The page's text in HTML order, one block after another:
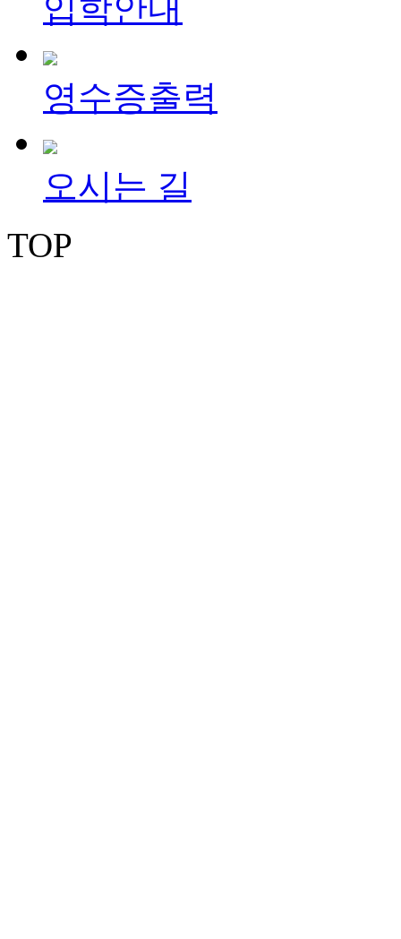
입학안내
영수증출력
오시는 길
TOP